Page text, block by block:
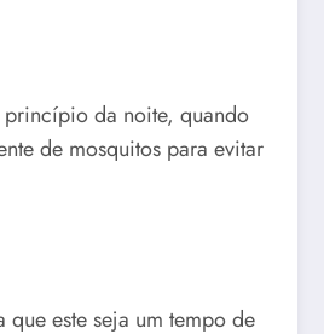
princípio da noite, quando
de mosquitos para evitar
este seja um tempo de